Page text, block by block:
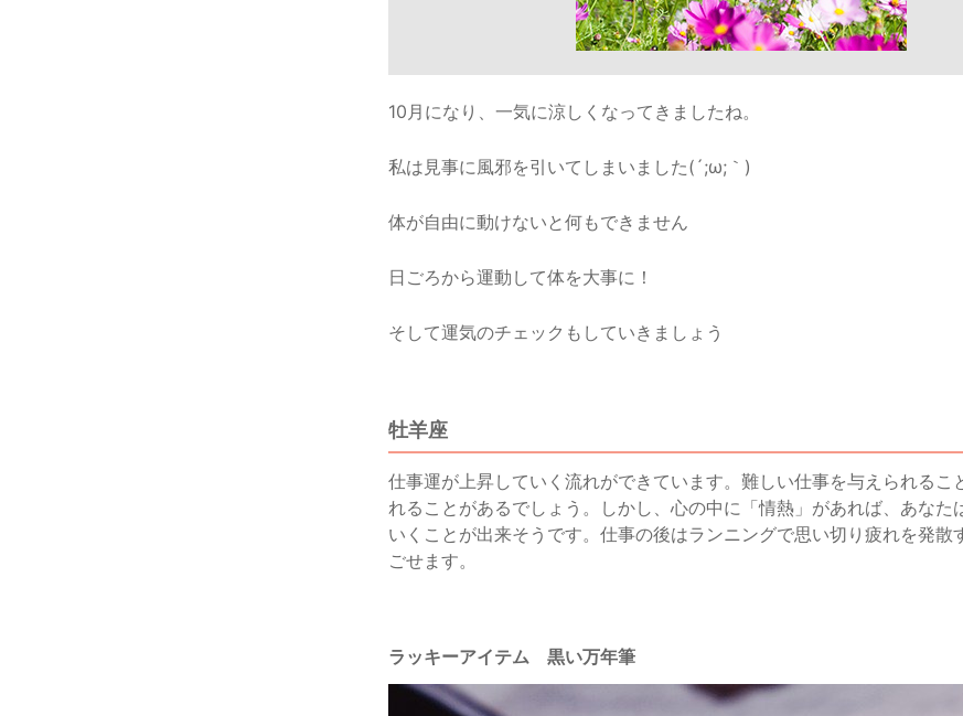
10月になり、一気に涼しくなってきましたね。
私は見事に風邪を引いてしまいました(´;ω;｀)
体が自由に動けないと何もできません
日ごろから運動して体を大事に！
そして運気のチェックもしていきましょう
牡羊座
仕事運が上昇していく流れができています。難しい仕事を与えられるこ
れることがあるでしょう。しかし、心の中に「情熱」があれば、あなた
いくことが出来そうです。仕事の後はランニングで思い切り疲れを発散
ごせます。
ラッキーアイテム 黒い万年筆